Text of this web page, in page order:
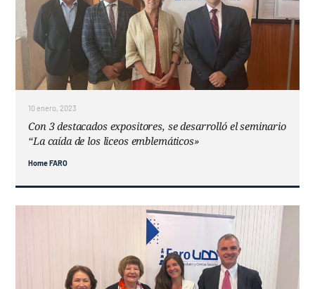
10 enero, 2023
Con 3 destacados expositores, se desarrolló el seminario
“La caída de los liceos emblemáticos»
Home FARO